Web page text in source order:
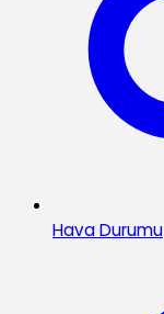
Hava Durumu